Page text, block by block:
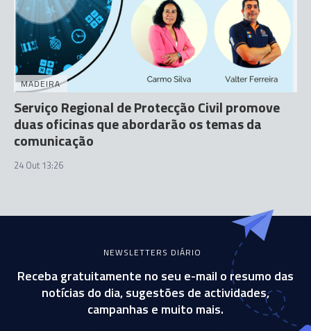
MADEIRA
Serviço Regional de Protecção Civil promove
duas oficinas que abordarão os temas da
comunicação
24 Out 13:26
NEWSLETTERS DIÁRIO
Receba gratuitamente no seu e-mail o resumo das
notícias do dia, sugestões de actividades,
campanhas e muito mais.